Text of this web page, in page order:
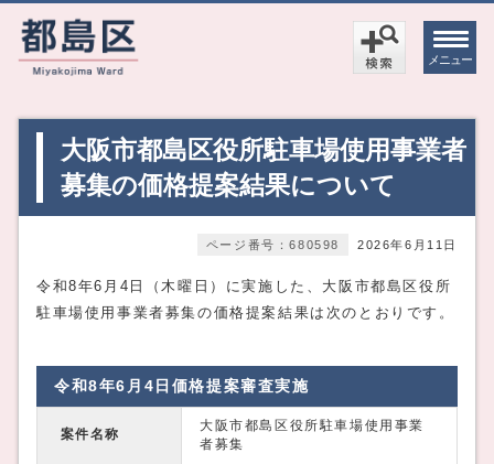
メニュー
大阪市都島区役所駐車場使用事業者
募集の価格提案結果について
2026年6月11日
ページ番号：680598
令和8年6月4日（木曜日）に実施した、大阪市都島区役所
駐車場使用事業者募集の価格提案結果は次のとおりです。
令和8年6月4日価格提案審査実施
案件名称
大阪市都島区役所駐車場使用事業
者募集